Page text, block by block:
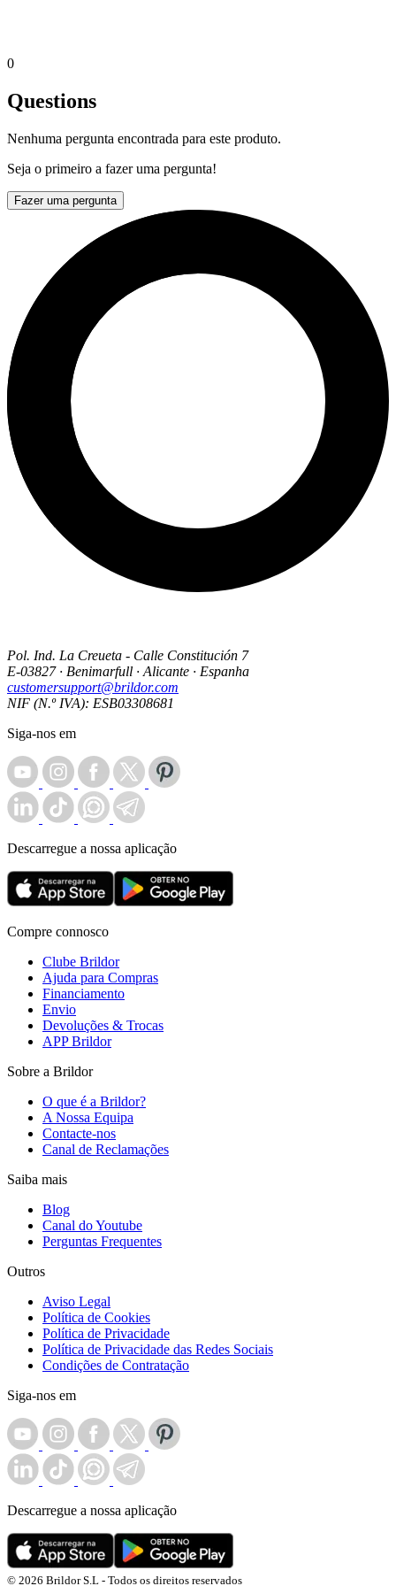
0
Questions
Nenhuma pergunta encontrada para este produto.
Seja o primeiro a fazer uma pergunta!
Fazer uma pergunta
Pol. Ind. La Creueta - Calle Constitución 7
E-03827 · Benimarfull · Alicante · Espanha
customersupport@brildor.com
NIF (N.º IVA): ESB03308681
Siga-nos em
Descarregue a nossa aplicação
Compre connosco
Clube Brildor
Ajuda para Compras
Financiamento
Envio
Devoluções & Trocas
APP Brildor
Sobre a Brildor
O que é a Brildor?
A Nossa Equipa
Contacte-nos
Canal de Reclamações
Saiba mais
Blog
Canal do Youtube
Perguntas Frequentes
Outros
Aviso Legal
Política de Cookies
Política de Privacidade
Política de Privacidade das Redes Sociais
Condições de Contratação
Siga-nos em
Descarregue a nossa aplicação
© 2026 Brildor S.L - Todos os direitos reservados